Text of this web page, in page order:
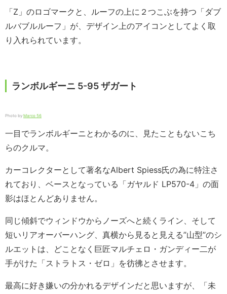
「Z」のロゴマークと、ルーフの上に２つこぶを持つ「ダブ
ルバブルルーフ」が、デザイン上のアイコンとしてよく取
り入れられています。
ランボルギーニ 5-95 ザガート
Photo by Marco 56
一目でランボルギーニとわかるのに、見たこともないこち
らのクルマ。
カーコレクターとして著名なAlbert Spiess氏の為に特注さ
れており、ベースとなっている「ガヤルド LP570-4」の面
影はほとんどありません。
同じ傾斜でウィンドウからノーズへと続くライン、そして
短いリアオーバーハング、真横から見ると見える”山型”のシ
ルエットは、どことなく巨匠マルチェロ・ガンディー二が
手がけた「ストラトス・ゼロ」を彷彿とさせます。
最高に好き嫌いの分かれるデザインだと思いますが、「未